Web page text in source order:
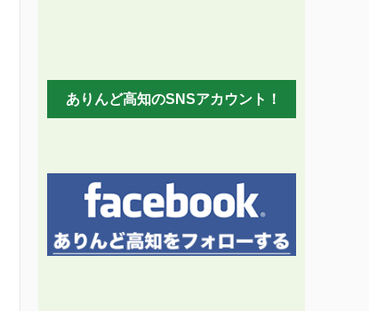
ありんど高知のSNSアカウント！